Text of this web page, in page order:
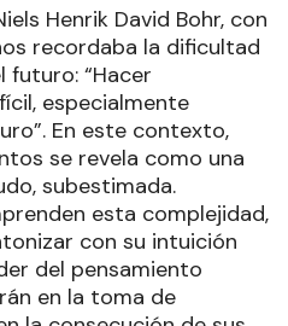
Henrik David Bohr, con
recordaba la dificultad
futuro: “Hacer
especialmente
En este contexto,
se revela como una
subestimada.
esta complejidad,
con su intuición
del pensamiento
en la toma de